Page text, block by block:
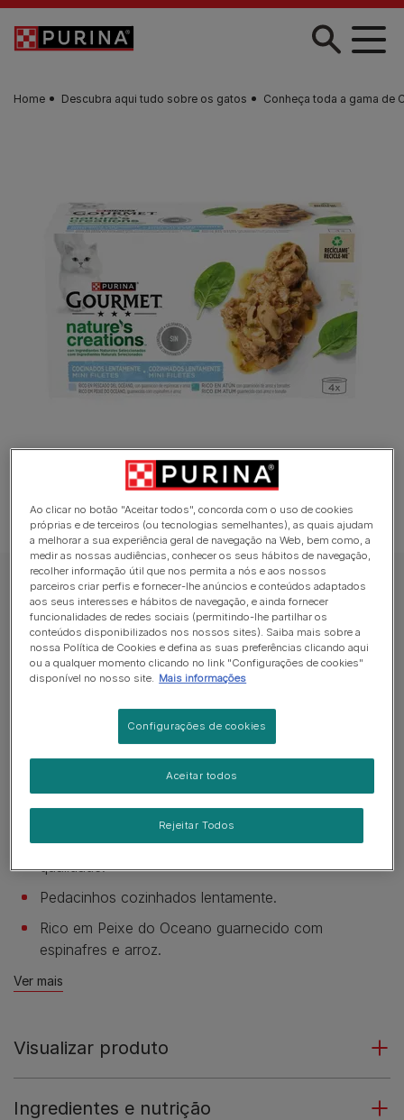
Skip to main content
Home Descubra aqui tudo sobre os gatos Conheça toda a gama de
GOURMET Nature's Creations Alimento Húmido para Gatos
GOURMET Nature's Creations Multipack
Peixe do Oceano, guarnecido com
Espinafres e Arroz e Atum, guarnecido com
Tomate e Arroz
Sem avaliações​
4x85g 8x85g
Ingredientes naturais selecionados de elevada
qualidade.
Pedacinhos cozinhados lentamente.
Rico em Peixe do Oceano guarnecido com
espinafres e arroz.
Ver mais
Visualizar produto
Ingredientes e nutrição
Ao clicar no botão "Aceitar todos", concorda com o uso de cookies
próprias e de terceiros (ou tecnologias semelhantes), as quais ajudam
a melhorar a sua experiência geral de navegação na Web, bem como, a
medir as nossas audiências, conhecer os seus hábitos de navegação,
recolher informação útil que nos permita a nós e aos nossos
parceiros criar perfis e fornecer-lhe anúncios e conteúdos adaptados
aos seus interesses e hábitos de navegação, e ainda fornecer
funcionalidades de redes sociais (permitindo-lhe partilhar os
conteúdos disponibilizados nos nossos sites). Saiba mais sobre a
nossa Política de Cookies e defina as suas preferências clicando aqui
ou a qualquer momento clicando no link "Configurações de cookies"
disponível no nosso site. Mais informações
Configurações de cookies
Rejeitar Todos
Aceitar todos